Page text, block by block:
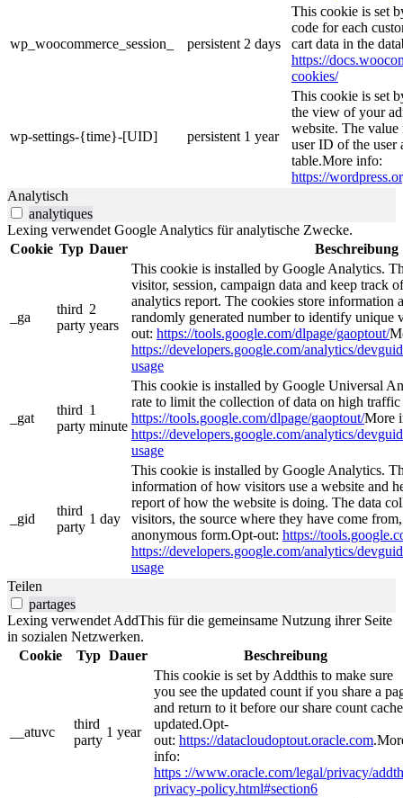
wp_woocommerce_session_ persistent 2 days
This cookie is set
code for each
cart data in the
https://
cookies/
wp-settings-{time}-[UID] persistent 1 year
This cookie is set
the view of your
website. The
user ID of the user
table.More info:
https://
Analytisch
analytiques
Lexing verwendet Google Analytics für analytische Zwecke.
Cookie Typ Dauer Beschreibung
_ga
third
party
2
years
This cookie is installed by Google Analytics.
visitor, session, campaign data and keep track
analytics report. The cookies store information
randomly generated number to identify unique
out: https://tools.google.com/dlpage/gaoptout/
https://developers.google.com/analytics/
usage
_gat
third
party
1
minute
This cookie is installed by Google Universal
rate to limit the collection of data on high traffic
https://tools.google.com/dlpage/gaoptout/More
https://developers.google.com/analytics/
usage
_gid
third
party
1 day
This cookie is installed by Google Analytics.
information of how visitors use a website and
report of how the website is doing. The data
visitors, the source where they have come
anonymous form.Opt-out: https://
https://developers.google.com/analytics/
usage
Teilen
partages
Lexing verwendet AddThis für die gemeinsame Nutzung ihrer Seite
in sozialen Netzwerken.
Cookie
Typ Dauer Beschreibung
__atuvc
third
party
1 year
This cookie is set by Addthis to make sure
you see the updated count if you share a
and return to it before our share count
updated.Opt-
out: https://datacloudoptout.oracle.com
info:
https ://www.oracle.com/legal/privacy/
privacy-policy.html#section6